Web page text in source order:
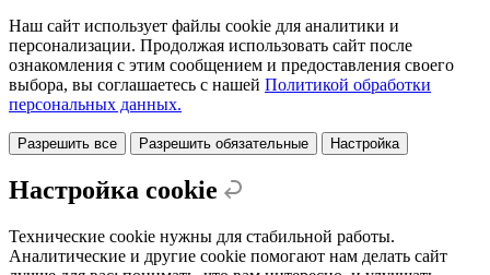
Наш сайт использует файлы cookie для аналитики и
персонализации. Продолжая использовать сайт после
ознакомления с этим сообщением и предоставления своего
выбора, вы соглашаетесь с нашей Политикой обработки
персональных данных.
Разрешить все Разрешить обязательные Настройка
Настройка cookie
Технические cookie нужны для стабильной работы.
Аналитические и другие cookie помогают нам делать сайт